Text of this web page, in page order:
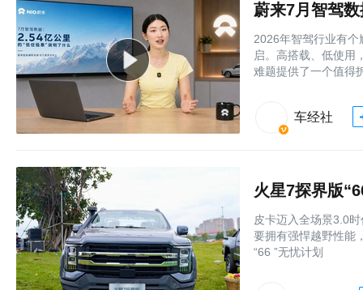
蔚来7月智驾
2026年智驾行业有
启。高搭载、低使用
难题提供了一个值得
车经社
火星7探界版
皮卡迈入全场景3.0
要拥有强悍越野性能
“66 ”无忧计划